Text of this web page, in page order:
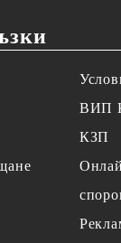
ВИП
КЗП